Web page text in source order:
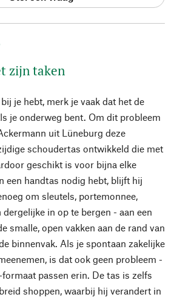
zijn taken
je hebt, merk je vaak dat het de
je onderweg bent. Om dit probleem
uit Lüneburg deze
schoudertas ontwikkeld die met
geschikt is voor bijna elke
een handtas nodig hebt, blijft hij
om sleutels, portemonnee,
in op te bergen - aan een
smalle, open vakken aan de rand van
binnenvak. Als je spontaan zakelijke
is dat ook geen probleem -
passen erin. De tas is zelfs
shoppen, waarbij hij verandert in